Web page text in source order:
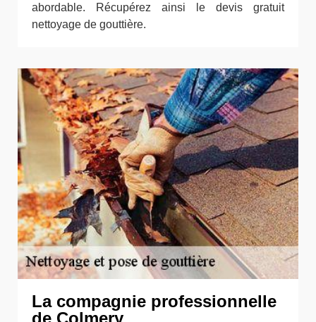
abordable. Récupérez ainsi le devis gratuit
nettoyage de gouttière.
La compagnie professionnelle
de Colmery